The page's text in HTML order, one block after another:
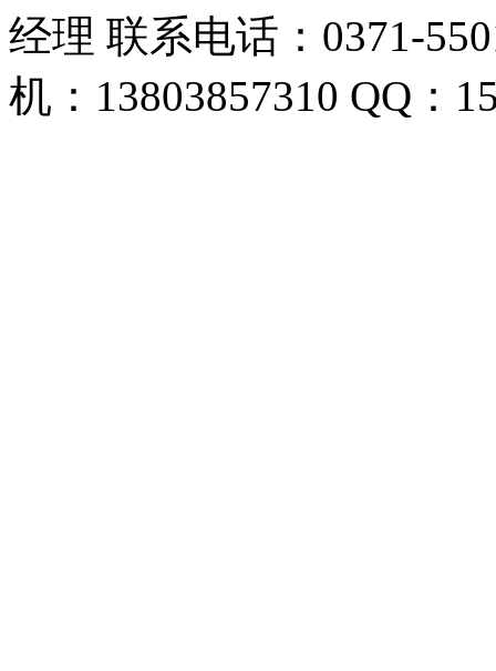
经理 联系电话：0371-
机：13803857310 QQ：